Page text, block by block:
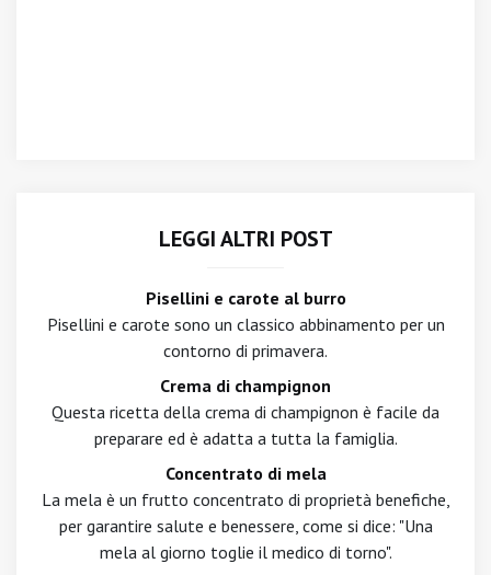
LEGGI ALTRI POST
Pisellini e carote al burro
Pisellini e carote sono un classico abbinamento per un
contorno di primavera.
Crema di champignon
Questa ricetta della crema di champignon è facile da
preparare ed è adatta a tutta la famiglia.
Concentrato di mela
La mela è un frutto concentrato di proprietà benefiche,
per garantire salute e benessere, come si dice: "Una
mela al giorno toglie il medico di torno".